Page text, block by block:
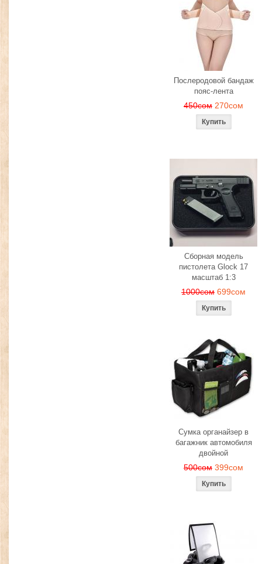
Послеродовой бандаж
пояс-лента
450сом 270сом
Сборная модель
пистолета Glock 17
масштаб 1:3
1000сом 699сом
Сумка органайзер в
багажник автомобиля
двойной
500сом 399сом